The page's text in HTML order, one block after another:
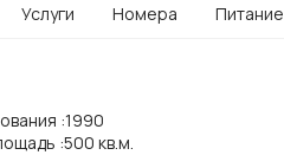
Услуги Номера Питание
:1990
:500 кв.м.